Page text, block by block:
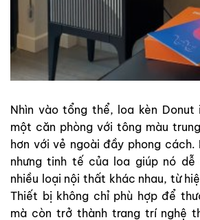
Nhìn vào tổng thể, loa kèn
một căn phòng với tông màu
hơn với vẻ ngoài đầy phong cách.
nhưng tinh tế của loa giúp nó dễ
nhiều loại nội thất khác nhau, từ
Thiết bị không chỉ phù hợp để
mà còn trở thành trang trí nghệ